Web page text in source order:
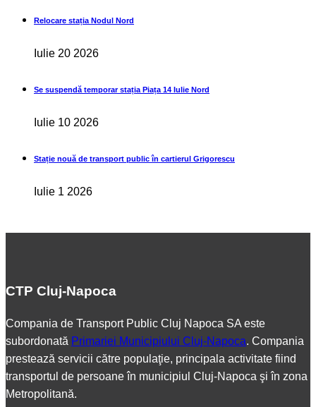
Relocare stația Nodul Nord
Iulie 20 2026
Se suspendă temporar stația Piața 14 Iulie Nord
Iulie 10 2026
Stație nouă de transport public în cartierul Grigorescu
Iulie 1 2026
CTP Cluj-Napoca
Compania de Transport Public Cluj Napoca SA este
subordonată Primariei Municipiului Cluj-Napoca. Compania
prestează servicii către populaţie, principala activitate fiind
transportul de persoane în municipiul Cluj-Napoca şi în zona
Metropolitană.